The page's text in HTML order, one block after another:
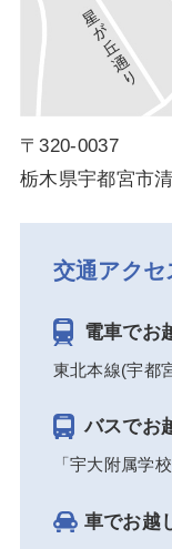
〒320-0037
栃木県宇都宮市
交通アクセ
電車でお
東北本線(宇都
バスでお
「宇大附属学
車でお越